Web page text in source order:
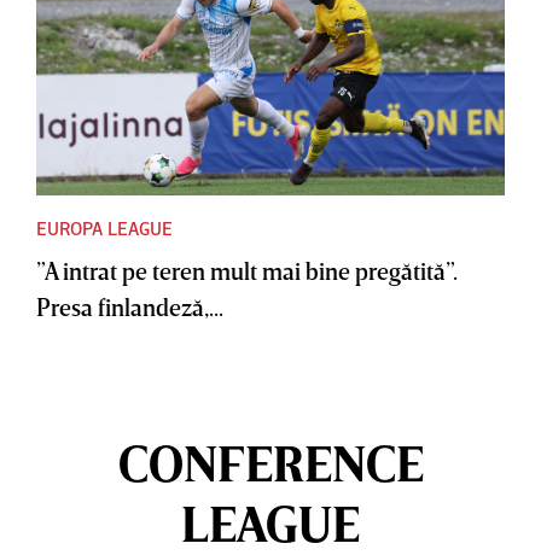
EUROPA LEAGUE
”A intrat pe teren mult mai bine pregătită”.
Presa finlandeză,...
CONFERENCE
LEAGUE